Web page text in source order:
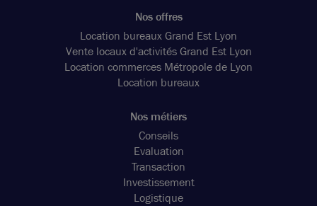
Nos offres
Location bureaux Grand Est Lyon
Vente locaux d'activités Grand Est Lyon
Location commerces Métropole de Lyon
Location bureaux
Nos métiers
Conseils
Evaluation
Transaction
Investissement
Logistique